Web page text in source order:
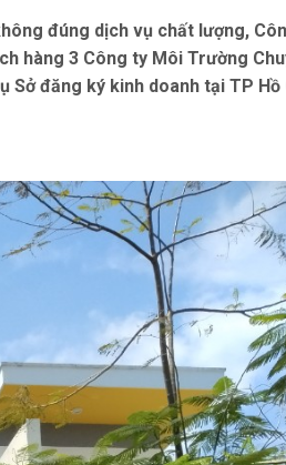
đúng dịch vụ chất lượng,
hàng 3 Công ty Môi Trường
Sở đăng ký kinh doanh tại TP Hồ